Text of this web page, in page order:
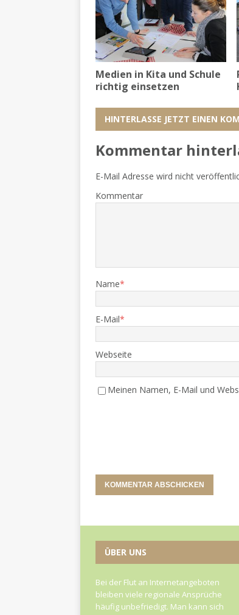
Medien in Kita und Schule
richtig einsetzen
HINTERLASSE JETZT EINEN
Kommentar
E-Mail Adresse wird nicht
Kommentar
Name*
E-Mail*
Webseite
Meinen Namen, E-Mail und
ÜBER UNS
Bei der Flut an Internetangeboten
bleiben viele regionale Ansprüche
häufig unbefriedigt. Man kann sich